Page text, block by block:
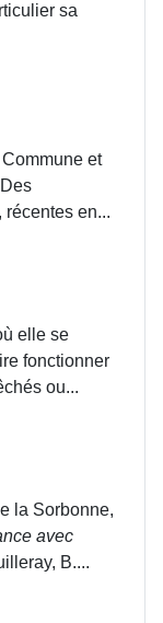
sa
et
en...
elle se
fonctionner
ou...
la Sorbonne,
avec
B....